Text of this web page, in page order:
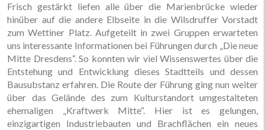
Frisch gestärkt liefen alle über die Marienbrücke wieder
hinüber auf die andere Elbseite in die Wilsdruffer Vorstadt
zum Wettiner Platz. Aufgeteilt in zwei Gruppen erwarteten
uns interessante Informationen bei Führungen durch „Die neue
Mitte Dresdens“. So konnten wir viel Wissenswertes über die
Entstehung und Entwicklung dieses Stadtteils und dessen
Bausubstanz erfahren. Die Route der Führung ging nun weiter
über das Gelände des zum Kulturstandort umgestalteten
ehemaligen „Kraftwerk Mitte“. Hier ist es gelungen,
einzigartigen Industriebauten und Brachflächen ein neues